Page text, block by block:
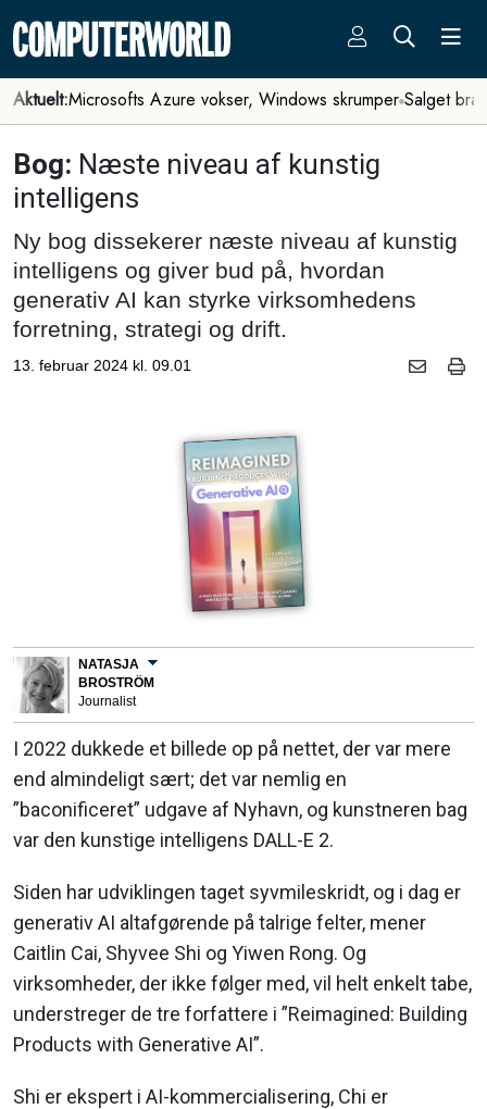
Aktuelt:Microsofts Azure vokser, Windows skrumper Salget
Bog: Næste niveau af kunstig
intelligens
Ny bog dissekerer næste niveau af kunstig
intelligens og giver bud på, hvordan
generativ AI kan styrke virksomhedens
forretning, strategi og drift.
13. februar 2024 kl. 09.01
NATASJA
BROSTRÖM
Journalist
I 2022 dukkede et billede op på nettet, der var mere
end almindeligt sært; det var nemlig en
”baconificeret” udgave af Nyhavn, og kunstneren bag
var den kunstige intelligens DALL-E 2.
Siden har udviklingen taget syvmileskridt, og i dag er
generativ AI altafgørende på talrige felter, mener
Caitlin Cai, Shyvee Shi og Yiwen Rong. Og
virksomheder, der ikke følger med, vil helt enkelt tabe,
understreger de tre forfattere i ”Reimagined: Building
Products with Generative AI”.
Shi er ekspert i AI-kommercialisering, Chi er